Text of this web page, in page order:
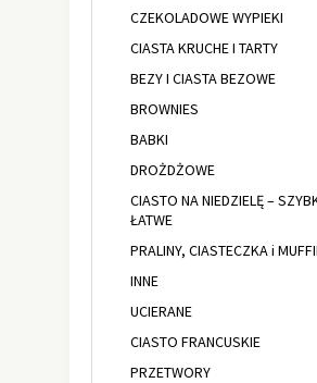
CZEKOLADOWE WYPIEKI
CIASTA KRUCHE I TARTY
BEZY I CIASTA BEZOWE
BROWNIES
BABKI
DROŻDŻOWE
CIASTO NA NIEDZIELĘ –
ŁATWE
PRALINY, CIASTECZKA i
INNE
UCIERANE
CIASTO FRANCUSKIE
PRZETWORY